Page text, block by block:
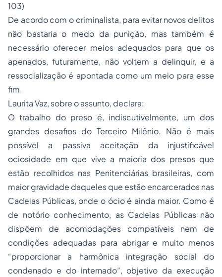
103)
De acordo com o criminalista, para evitar novos delitos
não bastaria o medo da punição, mas também é
necessário oferecer meios adequados para que os
apenados, futuramente, não voltem a delinquir, e a
ressocialização é apontada como um meio para esse
fim.
Laurita Vaz, sobre o assunto, declara:
O trabalho do preso é, indiscutivelmente, um dos
grandes desafios do Terceiro Milênio. Não é mais
possível a passiva aceitação da injustificável
ociosidade em que vive a maioria dos presos que
estão recolhidos nas Penitenciárias brasileiras, com
maior gravidade daqueles que estão encarcerados nas
Cadeias Públicas, onde o ócio é ainda maior. Como é
de notório conhecimento, as Cadeias Públicas não
dispõem de acomodações compatíveis nem de
condições adequadas para abrigar e muito menos
“proporcionar a harmônica integração social do
condenado e do internado”, objetivo da execução